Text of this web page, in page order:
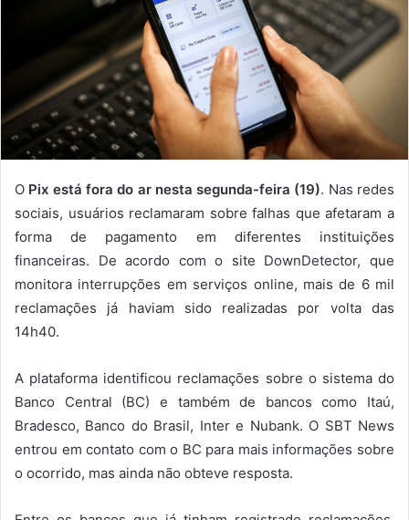
O Pix está fora do ar nesta segunda-feira (19). Nas redes
sociais, usuários reclamaram sobre falhas que afetaram a
forma de pagamento em diferentes instituições
financeiras. De acordo com o site DownDetector, que
monitora interrupções em serviços online, mais de 6 mil
reclamações já haviam sido realizadas por volta das
14h40.
A plataforma identificou reclamações sobre o sistema do
Banco Central (BC) e também de bancos como Itaú,
Bradesco, Banco do Brasil, Inter e Nubank. O SBT News
entrou em contato com o BC para mais informações sobre
o ocorrido, mas ainda não obteve resposta.